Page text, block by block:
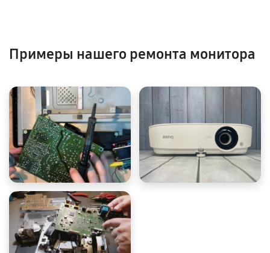
Примеры нашего ремонта монитора